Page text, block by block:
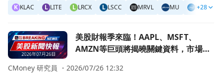
K KLAC L LITE L LRCX L LSCC MRVL MU INTC
+28
前往美股財報季來臨！AAPL、MSFT、AMZN等巨頭將揭曉
美股財報季來臨！AAPL、MSFT、
AMZN等巨頭將揭曉關鍵資料，市場情
CMoney 研究員 ・ 2026/07/26 12:32